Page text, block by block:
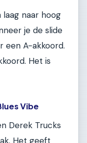
naar hoog
je de slide
een A-akkoord.
Het is
Vibe
Derek Trucks
Het geeft